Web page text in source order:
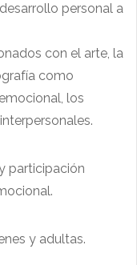
personal a
con el arte, la
como
los
participación
y adultas.